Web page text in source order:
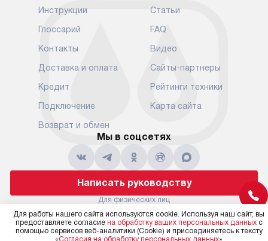
оформлении заказа.
В установленный день наша
к вашей двери или до прихожей.
Если вам необходимо
переместить прибор к месту его
установки, пожалуйста,
предварительно обсудите это
с нашим менеджером. Эта
подлежит оплате. Важно
помнить, что если размеры
прибора не позволяют его
проходу через дверной проем,
сотрудники транспортной
службы не имеют права
В
не
работы:
Инструкции
Глоссарий
Контакты
Доставка и оплата
Кредит
Подключение
Возврат и обмен
Статьи
FAQ
Видео
Сайты-партнеры
Рейтинги техники
Карта сайта
Мы в соцсетях
Написать руководству
Для физических лиц
shop@moikishop.ru
Для юридических лиц
business@kvalitet.company
Для работы нашего сайта используются cookie. Используя наш сайт, вы
предоставляете согласие на обработку ваших персональных данныхс
помощью сервисов веб-аналитики (Cookie) и присоединяетесь к тексту
«Согласия на обработку персональных данных»